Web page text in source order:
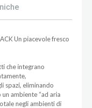
Un piacevole fresco
che integrano
spazi, eliminando
ambiente “ad aria
negli ambienti di